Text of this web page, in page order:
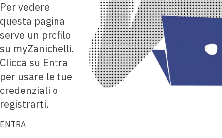
Per vedere
questa pagina
serve un profilo
su myZanichelli.
Clicca su Entra
per usare le tue
credenziali o
registrarti.
ENTRA